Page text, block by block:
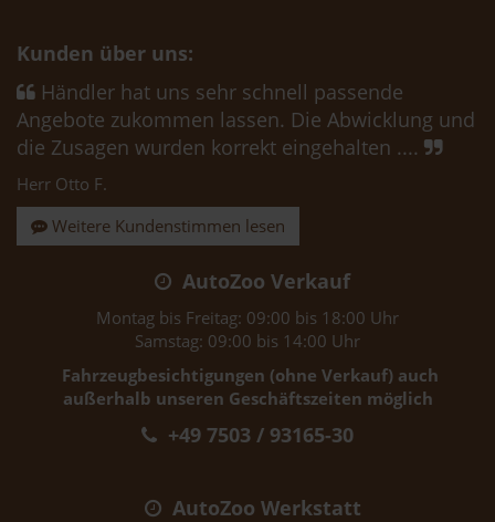
Kunden über uns:
Händler hat uns sehr schnell passende
Angebote zukommen lassen. Die Abwicklung und
die Zusagen wurden korrekt eingehalten ....
Herr Otto F.
Weitere Kundenstimmen lesen
AutoZoo Verkauf
Montag bis Freitag: 09:00 bis 18:00 Uhr
Samstag: 09:00 bis 14:00 Uhr
Fahrzeugbesichtigungen (ohne Verkauf) auch
außerhalb unseren Geschäftszeiten möglich
+49 7503 / 93165-30
AutoZoo Werkstatt